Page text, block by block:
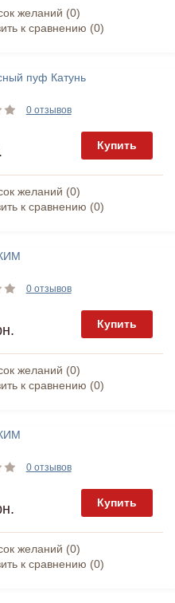
желаний (0)
к сравнению (0)
пуф Катунь
0 отзывов
Купить
желаний (0)
к сравнению (0)
0 отзывов
Купить
желаний (0)
к сравнению (0)
0 отзывов
Купить
желаний (0)
к сравнению (0)